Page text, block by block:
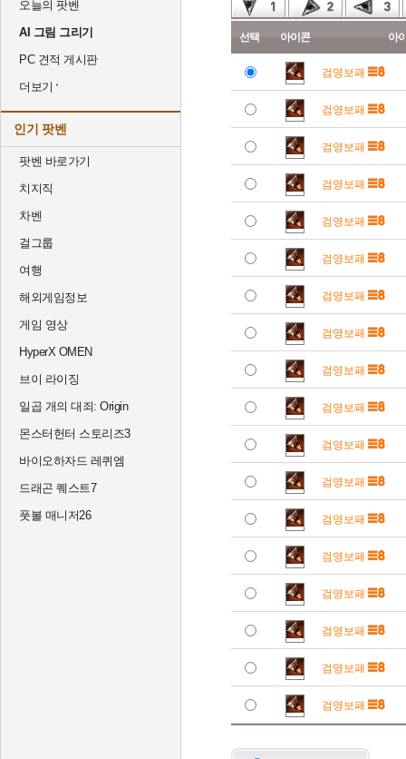
오늘의 팟벤
AI 그림 그리기
PC 견적 게시판
더보기
인기 팟벤
팟벤 바로가기
치지직
차벤
걸그룹
여행
해외게임정보
게임 영상
HyperX OMEN
브이 라이징
일곱 개의 대죄: Origin
몬스터헌터 스토리즈3
바이오하자드 레퀴엠
드래곤 퀘스트7
풋볼 매니저26
선택 아이콘 아
검영보패
검영보패
검영보패
검영보패
검영보패
검영보패
검영보패
검영보패
검영보패
검영보패
검영보패
검영보패
검영보패
검영보패
검영보패
검영보패
검영보패
검영보패